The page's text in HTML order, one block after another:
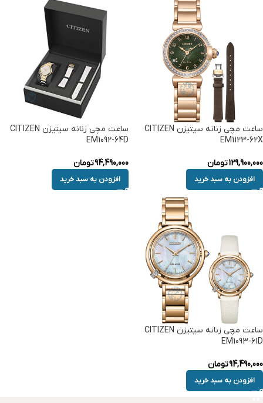
ساعت مچی زنانه سیتیزن CITIZEN
EM1123-62X
129,900,000تومان
افزودن به سبد خرید
ساعت مچی زنانه سیتیزن CITIZEN
EM1092-64D
94,490,000تومان
افزودن به سبد خرید
ساعت مچی زنانه سیتیزن CITIZEN
EM1093-61D
94,490,000تومان
افزودن به سبد خرید